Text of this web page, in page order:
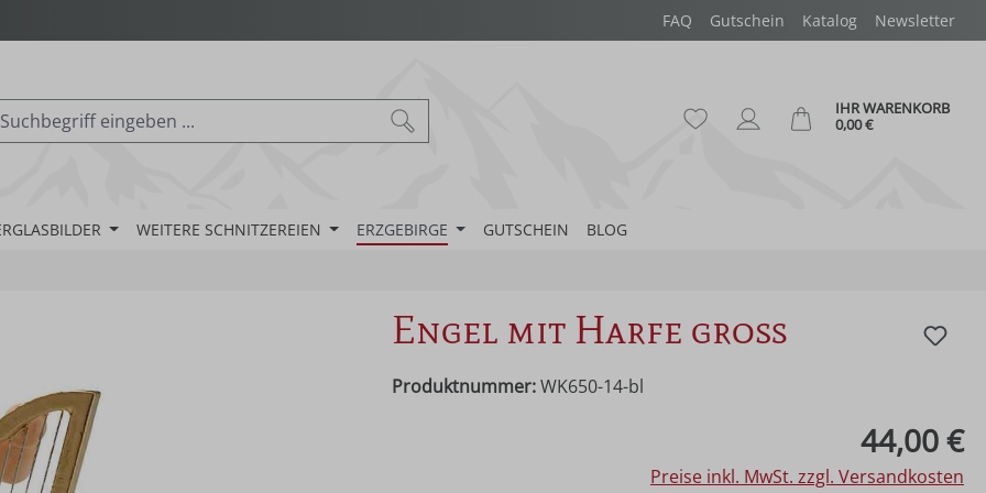
FAQ Gutschein Katalog Newsletter
Du hast 0 Produkte auf dem
IHR WARENKORB
0,00 €
WEITERE SCHNITZEREIEN ERZGEBIRGE GUTSCHEIN BLOG
Engel mit Harfe groß
Produktnummer:WK650-14-bl
44,00 €
Preise inkl. MwSt. zzgl. Versandkosten